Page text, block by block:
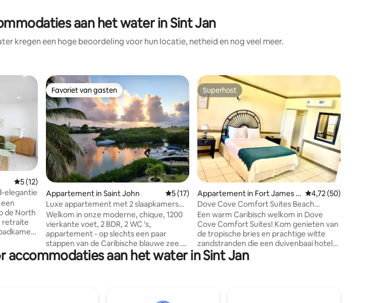
aan het water in Sint Jan
kregen een hoge beoordeling voor hun locatie, netheid en nog veel meer.
Gemiddelde beoordeling van 5 uit 5, 12 recensies
5 (12)
elegantie
de North
retraite
Favoriet van gasten
Favoriet van gasten
Appartement in Saint John Gemiddelde beoordeling van 5 uit 5, 17 recensies
5 (17)
Luxe appartement met 2 slaapkamers
aan het strand
Welkom in onze moderne, chique, 1200
vierkante voet, 2 BDR, 2 WC 's,
appartement - op slechts een paar
stappen van de Caribische blauwe zee.
Gelegen in Marina Bay - gelegen aan de
een mijl Dickenson Bay Beach. Geniet
zonsondergangen te kijken. Op slechts
Superhost
Superhost
Appartement in Fort James B
each
Gemiddelde
4,72 (50)
Dove Cove Comfort Suites Beach
Apt+verhuur beschikbaar
Een warm Caribisch welkom in Dove
Cove Comfort Suites! Kom genieten van
de tropische bries en prachtige witte
zandstranden die een duivenbaai hotel
omringen. Op korte loopafstand van het
strand! Elke suite is voorzien van
accommodaties aan het water in Sint Jan